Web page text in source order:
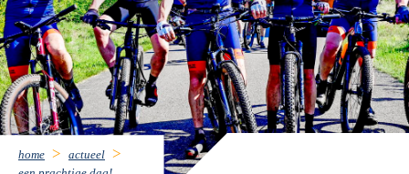
home
actueel